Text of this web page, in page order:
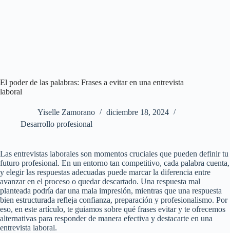
El poder de las palabras: Frases a evitar en una entrevista
laboral
Yiselle Zamorano
diciembre 18, 2024
Desarrollo profesional
Las entrevistas laborales son momentos cruciales que pueden definir tu
futuro profesional. En un entorno tan competitivo, cada palabra cuenta,
y elegir las respuestas adecuadas puede marcar la diferencia entre
avanzar en el proceso o quedar descartado. Una respuesta mal
planteada podría dar una mala impresión, mientras que una respuesta
bien estructurada refleja confianza, preparación y profesionalismo. Por
eso, en este artículo, te guiamos sobre qué frases evitar y te ofrecemos
alternativas para responder de manera efectiva y destacarte en una
entrevista laboral.